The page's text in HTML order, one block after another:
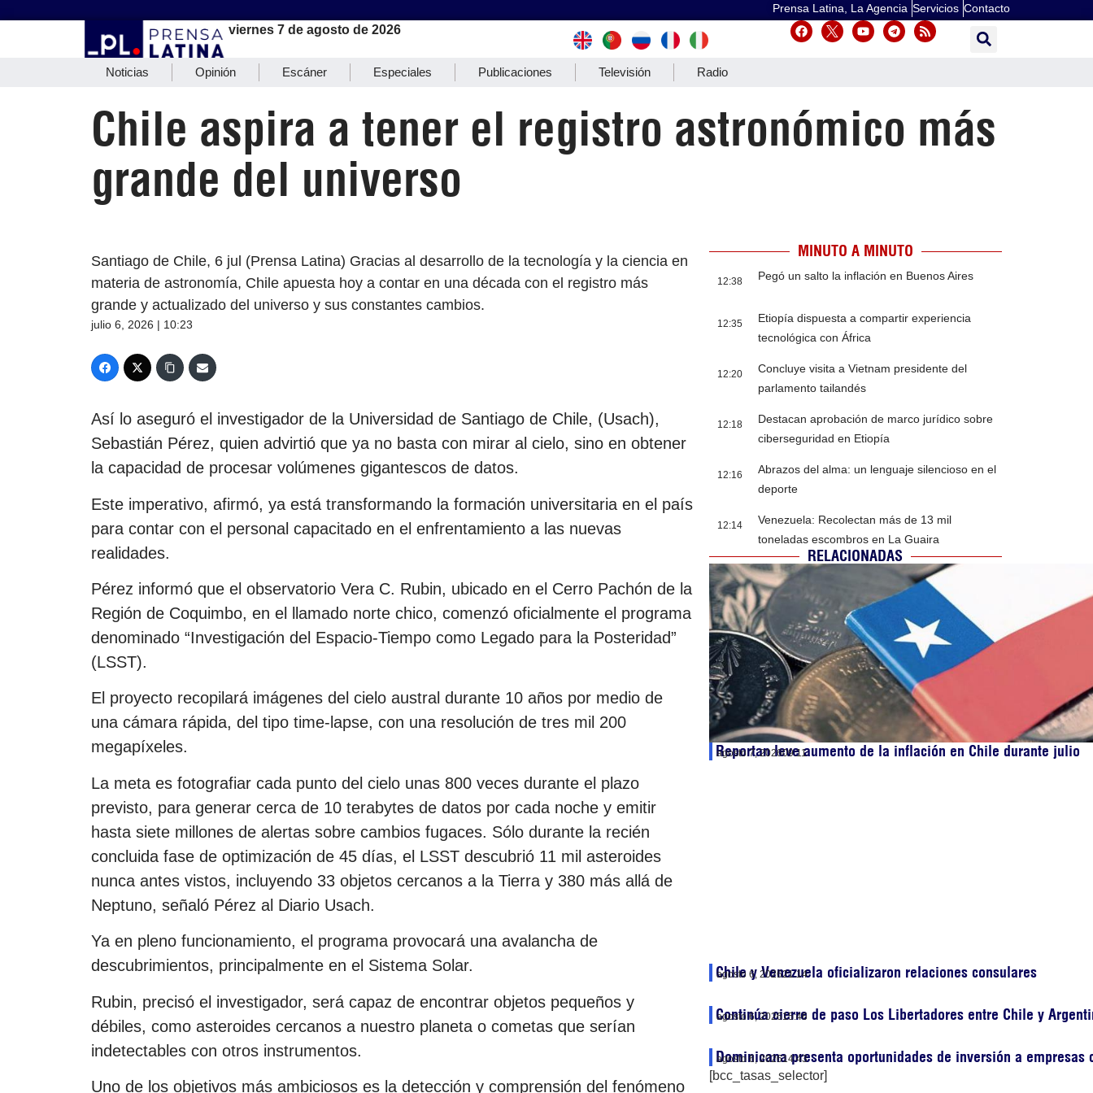
Prensa Latina, La Agencia Servicios Contacto
viernes 7 de agosto de 2026
Noticias Opinión Escáner Especiales Publicaciones Televisión Radio
Chile aspira a tener el registro astronómico más
grande del universo
Santiago de Chile, 6 jul (Prensa Latina) Gracias al desarrollo de la tecnología y la ciencia en
materia de astronomía, Chile apuesta hoy a contar en una década con el registro más
grande y actualizado del universo y sus constantes cambios.
julio 6, 2026 | 10:23
Así lo aseguró el investigador de la Universidad de Santiago de Chile, (Usach),
Sebastián Pérez, quien advirtió que ya no basta con mirar al cielo, sino en obtener
la capacidad de procesar volúmenes gigantescos de datos.
Este imperativo, afirmó, ya está transformando la formación universitaria en el país
para contar con el personal capacitado en el enfrentamiento a las nuevas
realidades.
Pérez informó que el observatorio Vera C. Rubin, ubicado en el Cerro Pachón de la
Región de Coquimbo, en el llamado norte chico, comenzó oficialmente el programa
denominado “Investigación del Espacio-Tiempo como Legado para la Posteridad”
(LSST).
El proyecto recopilará imágenes del cielo austral durante 10 años por medio de
una cámara rápida, del tipo time-lapse, con una resolución de tres mil 200
megapíxeles.
La meta es fotografiar cada punto del cielo unas 800 veces durante el plazo
previsto, para generar cerca de 10 terabytes de datos por cada noche y emitir
hasta siete millones de alertas sobre cambios fugaces. Sólo durante la recién
concluida fase de optimización de 45 días, el LSST descubrió 11 mil asteroides
nunca antes vistos, incluyendo 33 objetos cercanos a la Tierra y 380 más allá de
Neptuno, señaló Pérez al Diario Usach.
Ya en pleno funcionamiento, el programa provocará una avalancha de
descubrimientos, principalmente en el Sistema Solar.
Rubin, precisó el investigador, será capaz de encontrar objetos pequeños y
débiles, como asteroides cercanos a nuestro planeta o cometas que serían
indetectables con otros instrumentos.
Uno de los objetivos más ambiciosos es la detección y comprensión del fenómeno
MINUTO A MINUTO
12:38 Pegó un salto la inflación en Buenos Aires
12:35
Etiopía dispuesta a compartir experiencia
tecnológica con África
12:20
Concluye visita a Vietnam presidente del
parlamento tailandés
12:18
Destacan aprobación de marco jurídico sobre
ciberseguridad en Etiopía
12:16
Abrazos del alma: un lenguaje silencioso en el
deporte
12:14
Venezuela: Recolectan más de 13 mil
toneladas escombros en La Guaira
RELACIONADAS
Reportan leve aumento de la inflación en Chile durante julio
agosto 7, 202609:11
Chile y Venezuela oficializaron relaciones consulares
agosto 6, 202621:14
Continúa cierre de paso Los Libertadores entre Chile y
agosto 6, 202615:46
Dominicana presenta oportunidades de inversión a empresas
agosto 6, 202614:43
[bcc_tasas_selector]